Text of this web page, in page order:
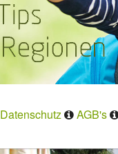
Datenschutz AGB's